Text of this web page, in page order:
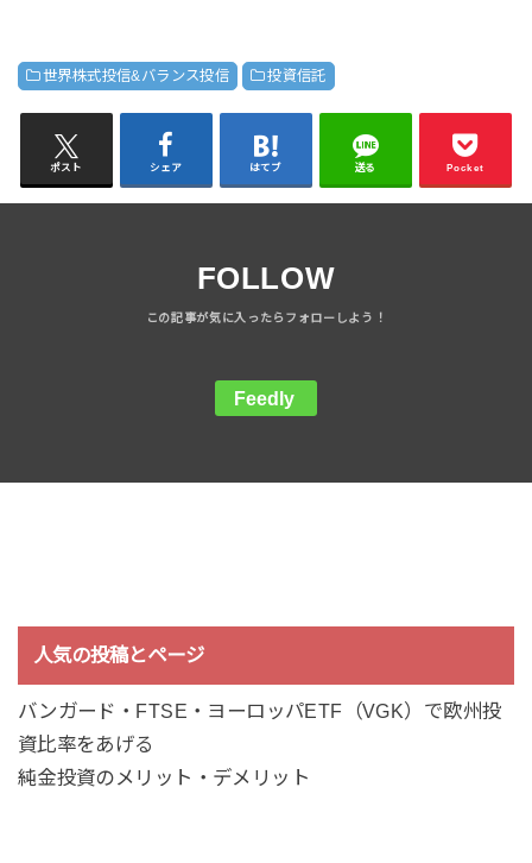
世界株式投信&バランス投信 投資信託
ポスト シェア はてブ 送る Pocket
FOLLOW
Feedly
人気の投稿とページ
バンガード・FTSE・ヨーロッパETF（VGK）で欧州投
資比率をあげる
純金投資のメリット・デメリット